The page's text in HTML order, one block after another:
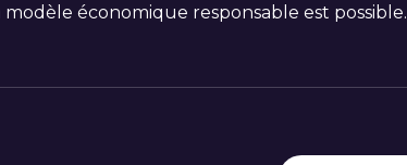
économique responsable est possible.